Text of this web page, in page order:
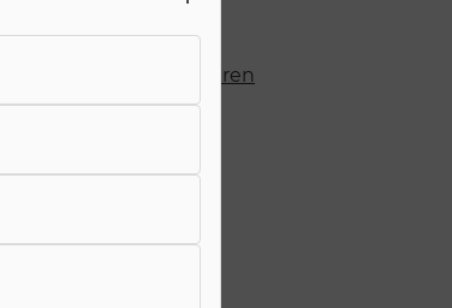
2 jaar
Timmeren
2026